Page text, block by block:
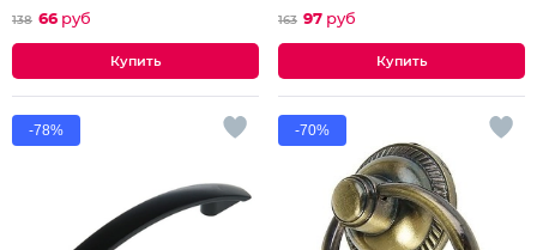
138 66 руб 163 97 руб
-78% -70%